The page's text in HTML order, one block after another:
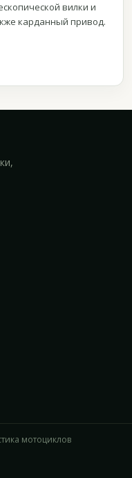
вилки и
карданный привод.
мотоциклов